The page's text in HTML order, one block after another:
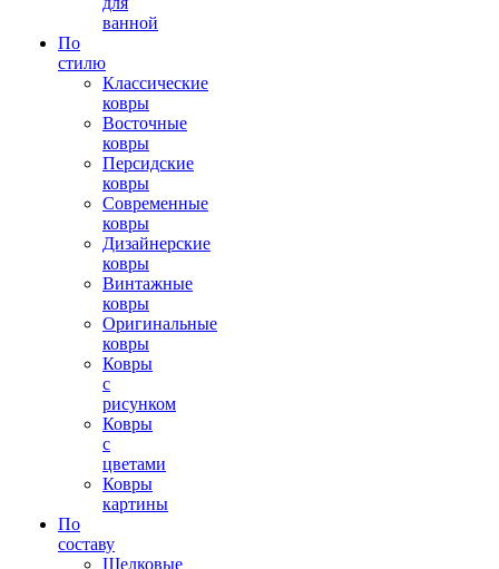
ванной
По
стилю
Классические
ковры
Восточные
ковры
Персидские
ковры
Современные
ковры
Дизайнерские
ковры
Винтажные
ковры
Оригинальные
ковры
Ковры
с
рисунком
Ковры
с
цветами
Ковры
картины
По
составу
Шелковые